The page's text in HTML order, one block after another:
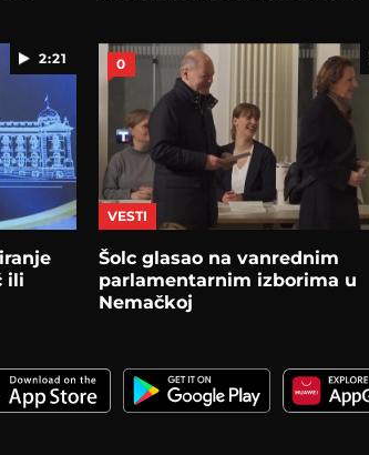
2:21
ili
0
VESTI
Šolc glasao na vanrednim
parlamentarnim izborima u
Nemačkoj